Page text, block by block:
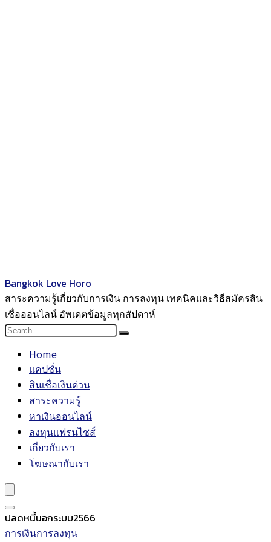
Bangkok Love Horo
สาระความรู้เกี่ยวกับการเงิน การลงทุน เทคนิคและวิธีสมัครสิน
เชื่อออนไลน์ อัพเดตข้อมูลทุกสัปดาห์
Home
แคปชั่น
สินเชื่อเงินด่วน
สาระความรู้
หาเงินออนไลน์
ลงทุนแฟรนไชส์
เกี่ยวกับเรา
โฆษณากับเรา
ปลดหนี้นอกระบบ2566
การเงินการลงทุน